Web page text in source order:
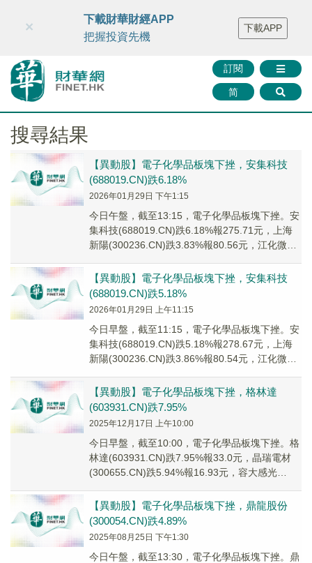
財華智庫網 FINTV FINMETA 財華證券 媒體矩陣
智庫沙龍
聯絡我們
訂閱
简
×
下載財華財經APP
把握投資先機
下載APP
搜尋結果
【異動股】電子化學品板塊下挫，安集科技
(688019.CN)跌6.18%
2026年01月29日 下午1:15
今日午盤，截至13:15，電子化學品板塊下挫。安
集科技(688019.CN)跌6.18%報275.71元，上海
新陽(300236.CN)跌3.83%報80.56元，江化微
【異動股】電子化學品板塊下挫，安集科技
(688019.CN)跌5.18%
2026年01月29日 上午11:15
今日早盤，截至11:15，電子化學品板塊下挫。安
集科技(688019.CN)跌5.18%報278.67元，上海
新陽(300236.CN)跌3.86%報80.54元，江化微
【異動股】電子化學品板塊下挫，格林達
(603931.CN)跌7.95%
2025年12月17日 上午10:00
今日早盤，截至10:00，電子化學品板塊下挫。格
林達(603931.CN)跌7.95%報33.0元，晶瑞電材
(300655.CN)跌5.94%報16.93元，容大感光
【異動股】電子化學品板塊下挫，鼎龍股份
(300054.CN)跌4.89%
2025年08月25日 下午1:30
今日午盤，截至13:30，電子化學品板塊下挫。鼎